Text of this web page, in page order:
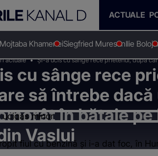
ACTUALE
Mojtaba KhameneiSiegfried MuresanIlie
actuale
Și-a ucis cu sânge rece prietenul, după
foc. Filmul crimei din Vaslui
cu sânge rece
să întrebe dacă
în bătaie
Vaslui
fiul cu benzină și i-a dat foc, în